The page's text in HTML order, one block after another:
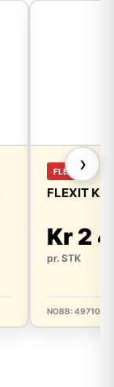
FLEXIT
FLEXIT
Kr 2
pr. STK
NOBB:
❯